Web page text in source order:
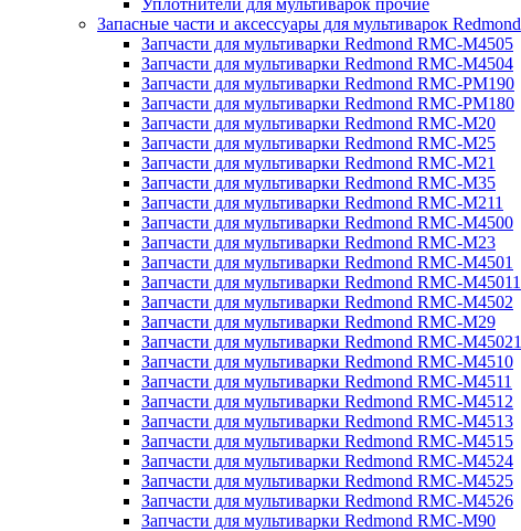
Уплотнители для мультиварок прочие
Запасные части и аксессуары для мультиварок Redmond
Запчасти для мультиварки Redmond RMC-M4505
Запчасти для мультиварки Redmond RMC-M4504
Запчасти для мультиварки Redmond RMC-PM190
Запчасти для мультиварки Redmond RMC-PM180
Запчасти для мультиварки Redmond RMC-M20
Запчасти для мультиварки Redmond RMC-M25
Запчасти для мультиварки Redmond RMC-M21
Запчасти для мультиварки Redmond RMC-M35
Запчасти для мультиварки Redmond RMC-M211
Запчасти для мультиварки Redmond RMC-M4500
Запчасти для мультиварки Redmond RMC-M23
Запчасти для мультиварки Redmond RMC-M4501
Запчасти для мультиварки Redmond RMC-M45011
Запчасти для мультиварки Redmond RMC-M4502
Запчасти для мультиварки Redmond RMC-M29
Запчасти для мультиварки Redmond RMC-M45021
Запчасти для мультиварки Redmond RMC-M4510
Запчасти для мультиварки Redmond RMC-M4511
Запчасти для мультиварки Redmond RMC-M4512
Запчасти для мультиварки Redmond RMC-M4513
Запчасти для мультиварки Redmond RMC-M4515
Запчасти для мультиварки Redmond RMC-M4524
Запчасти для мультиварки Redmond RMC-M4525
Запчасти для мультиварки Redmond RMC-M4526
Запчасти для мультиварки Redmond RMC-M90